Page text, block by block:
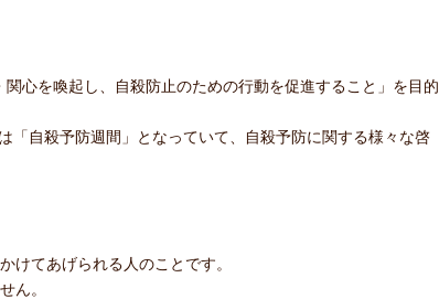
心を喚起し、自殺防止のための行動を促進すること」を目的
「自殺予防週間」となっていて、自殺予防に関する様々な啓
けてあげられる人のことです。
ん。